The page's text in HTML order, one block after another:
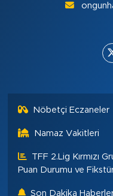
Nöbetçi Eczaneler
Namaz Vakitleri
TFF 2.Lig Kırmızı
Puan Durumu ve
Son Dakika